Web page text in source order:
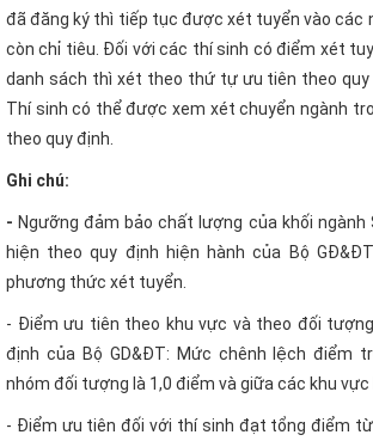
đã đăng ký thì tiếp tục được xét tuyển vào các
còn chỉ tiêu. Đối với các thí sinh có điểm xét
danh sách thì xét theo thứ tự ưu tiên theo quy
Thí sinh có thể được xem xét chuyển ngành
theo quy định.
Ghi chú:
- Ngưỡng đảm bảo chất lượng của khối
hiện theo quy định hiện hành của Bộ GĐ&ĐT
phương thức xét tuyển.
- Điểm ưu tiên theo khu vực và theo đối
định của Bộ GD&ĐT: Mức chênh lệch điểm
nhóm đối tượng là 1,0 điểm và giữa các khu vực
- Điểm ưu tiên đối với thí sinh đạt tổng điểm